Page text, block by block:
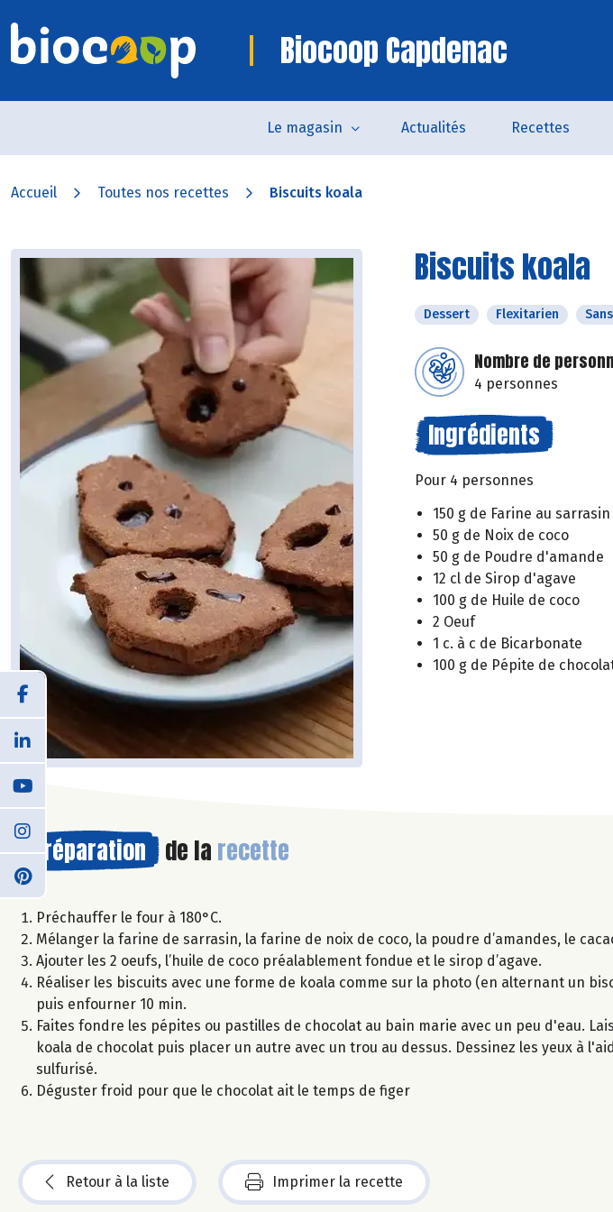
Biocoop Capdenac
Le magasin Actualités Recettes
Accueil Toutes nos recettes Biscuits koala
Biscuits koala
Dessert Flexitarien
Nombre de
4 personnes
Ingrédients
Pour 4 personnes
150 g de Farine au sarrasin
50 g de Noix de coco
50 g de Poudre d'amande
12 cl de Sirop d'agave
100 g de Huile de coco
2 Oeuf
1 c. à c de Bicarbonate
100 g de Pépite de
Préparation de la recette
Préchauffer le four à 180°C.
Mélanger la farine de sarrasin, la farine de noix de coco, la poudre d’amandes, le
Ajouter les 2 oeufs, l’huile de coco préalablement fondue et le sirop d’agave.
Réaliser les biscuits avec une forme de koala comme sur la photo (en alternant un
puis enfourner 10 min.
Faites fondre les pépites ou pastilles de chocolat au bain marie avec un peu d'eau.
koala de chocolat puis placer un autre avec un trou au dessus. Dessinez les yeux à
sulfurisé.
Déguster froid pour que le chocolat ait le temps de figer
Retour à la liste Imprimer la recette